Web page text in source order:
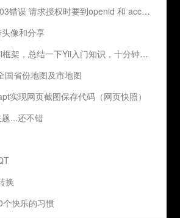
误 请求授权时要到openid 和 access_token
像和分享
架，总结一下Yii入门知识，十分钟入门Yii
国省份地图及市地图
实现网页截图保存代码（网页快照）
...还不错
换
个快乐的习惯